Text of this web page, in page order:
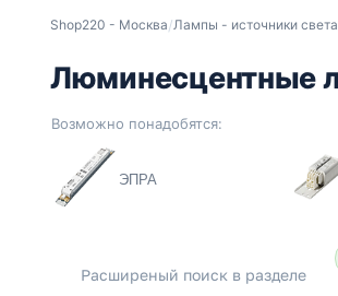
Shop220 - Москва/Лампы - источники света
Люминесцентные
Возможно понадобятся:
ЭПРА
Расширеный поиск в разделе